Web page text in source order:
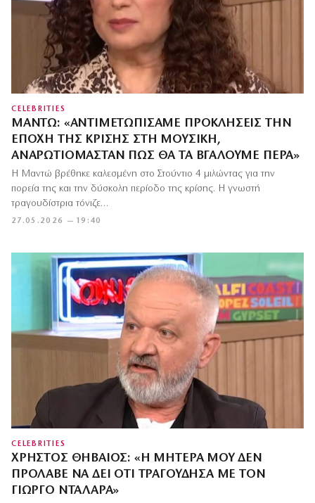
CELEBRITIES
ΜΑΝΤΏ: «ΑΝΤΙΜΕΤΩΠΊΣΑΜΕ ΠΡΟΚΛΉΣΕΙΣ ΤΗΝ
ΕΠΟΧΉ ΤΗΣ ΚΡΊΣΗΣ ΣΤΗ ΜΟΥΣΙΚΉ,
ΑΝΑΡΩΤΙΌΜΑΣΤΑΝ ΠΏΣ ΘΑ ΤΑ ΒΓΆΛΟΥΜΕ ΠΈΡΑ»
27.05.2026 — 19:40
Η Μαντώ βρέθηκε καλεσμένη στο Στούντιο 4 μιλώντας για την
πορεία της και την δύσκολη περίοδο της κρίσης. Η γνωστή
τραγουδίστρια τόνιζε…
CELEBRITIES
ΧΡΉΣΤΟΣ ΘΗΒΑΊΟΣ: «Η ΜΗΤΈΡΑ ΜΟΥ ΔΕΝ
ΠΡΌΛΑΒΕ ΝΑ ΔΕΙ ΌΤΙ ΤΡΑΓΟΎΔΗΣΑ ΜΕ ΤΟΝ
ΓΙΏΡΓΟ ΝΤΑΛΆΡΑ»